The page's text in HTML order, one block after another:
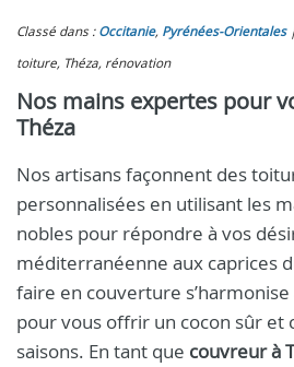
Classé dans : Occitanie, Pyrénées-Orientales
toiture, Théza, rénovation
Nos mains expertes pour
Théza
Nos artisans façonnent des
personnalisées en utilisant les
nobles pour répondre à vos
méditerranéenne aux caprices
faire en couverture
pour vous offrir un cocon sûr et
saisons. En tant que couvreur à